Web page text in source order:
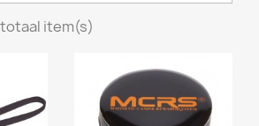
totaal item(s)